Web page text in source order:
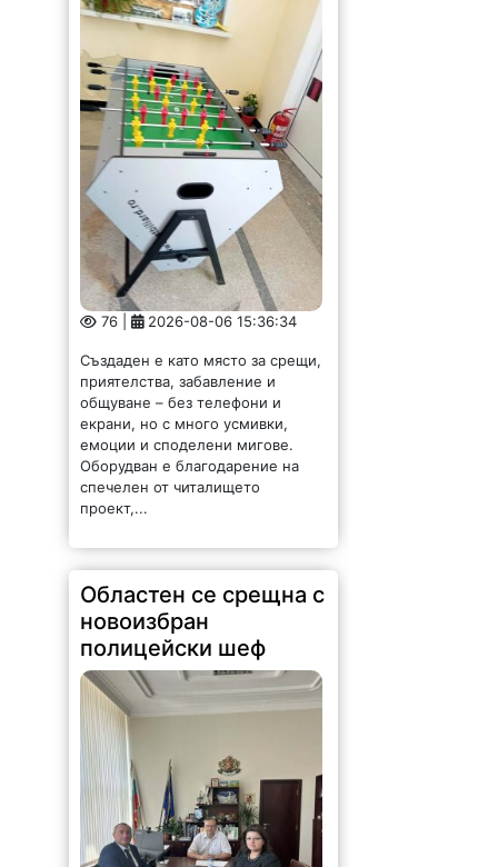
76 | 2026-08-06 15:36:34
Създаден е като място за срещи,
приятелства, забавление и
общуване – без телефони и
екрани, но с много усмивки,
емоции и споделени мигове.
Оборудван е благодарение на
спечелен от читалището
проект,...
Областен се срещна с
новоизбран
полицейски шеф